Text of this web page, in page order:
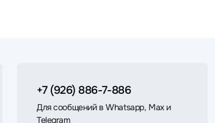
+7 (926) 886-7-886
Для сообщений в Whatsapp, Max и
Telegram